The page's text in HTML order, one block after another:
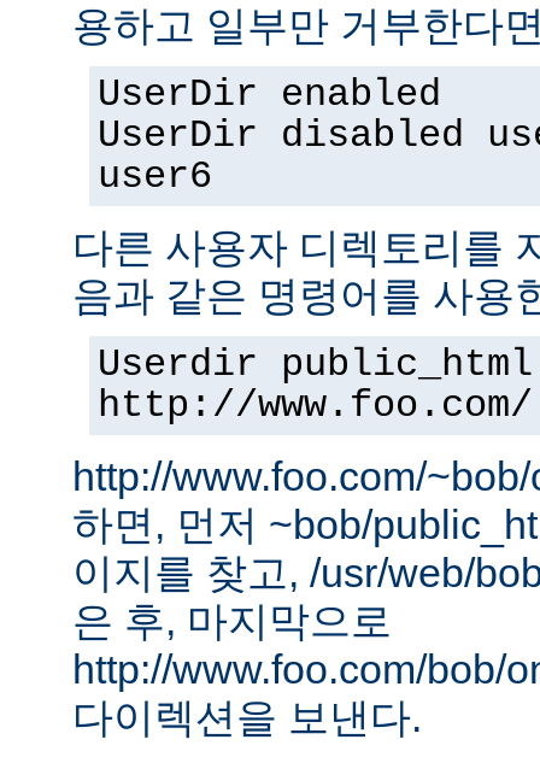
용하고 일부만 거부한다
UserDir enabled
UserDir disabled
user6
다른 사용자 디렉토리를
음과 같은 명령어를 사용
Userdir
http://www.foo.com/
http://www.foo.com/
하면, 먼저 ~bob/
이지를 찾고, /usr/web/
은 후, 마지막으로
http://www.foo.com/bob/
다이렉션을 보낸다.